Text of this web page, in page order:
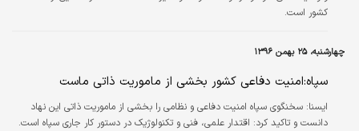
کشور است.
چهارشنبه، ۲۵ بهمن ۱۳۹۶
سپاه:امنیت دفاعی کشور بخشی از ماموریت ذاتی ماست
ايسنا: سخنگوی سپاه امنیت دفاعی و نظامی را بخشی از ماموریت ذاتی این نهاد
دانست و تاکید کرد: اقتدار علمی، فنی و تکنولوژیک در دستور کار جاری سپاه است.